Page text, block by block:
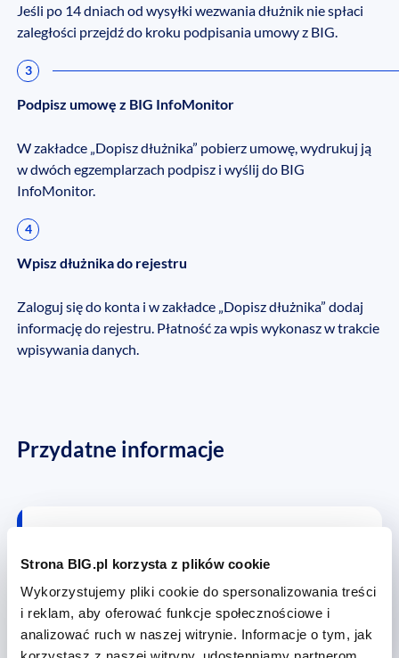
Strona BIG.pl korzysta z plików cookie
Wykorzystujemy pliki cookie do spersonalizowania treści
i reklam, aby oferować funkcje społecznościowe i
analizować ruch w naszej witrynie. Informacje o tym, jak
Jeśli po 14 dniach od wysyłki wezwania dłużnik nie spłaci
zaległości przejdź do kroku podpisania umowy z BIG.
3
Podpisz umowę z BIG InfoMonitor
W zakładce „Dopisz dłużnika” pobierz umowę, wydrukuj ją
w dwóch egzemplarzach podpisz i wyślij do BIG
InfoMonitor.
4
Wpisz dłużnika do rejestru
Zaloguj się do konta i w zakładce „Dopisz dłużnika” dodaj
informację do rejestru. Płatność za wpis wykonasz w trakcie
wpisywania danych.
Przydatne informacje
Zapoznaj się z
najpopularniejszymi pytaniami
na temat tej usługi